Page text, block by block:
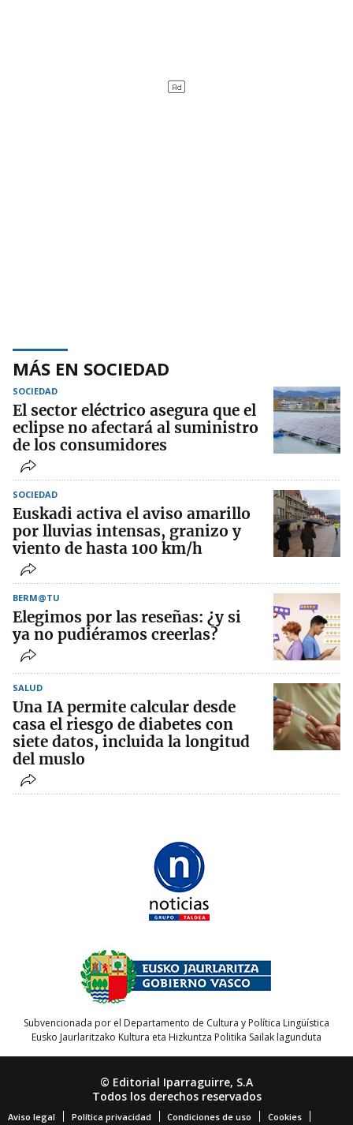
MÁS EN SOCIEDAD
SOCIEDAD
El sector eléctrico asegura que el
eclipse no afectará al suministro
de los consumidores
SOCIEDAD
Euskadi activa el aviso amarillo
por lluvias intensas, granizo y
viento de hasta 100 km/h
BERM@TU
Elegimos por las reseñas: ¿y si
ya no pudiéramos creerlas?
SALUD
Una IA permite calcular desde
casa el riesgo de diabetes con
siete datos, incluida la longitud
del muslo
Subvencionada por el Departamento de Cultura y Política Lingüística
Eusko Jaurlaritzako Kultura eta Hizkuntza Politika Sailak lagunduta
© Editorial Iparraguirre, S.A
Todos los derechos reservados
Aviso legal Política privacidad Condiciones de uso Cookies